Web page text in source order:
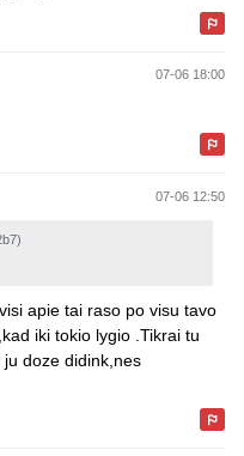
07-06 18:00
07-06 12:50
apie tai raso po visu tavo
iki tokio lygio .Tikrai tu
doze didink,nes